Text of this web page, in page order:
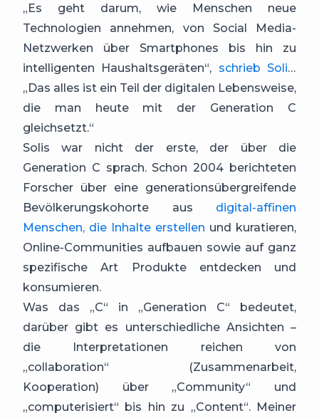
„Es geht darum, wie Menschen neue
Technologien annehmen, von Social Media-
Netzwerken über Smartphones bis hin zu
intelligenten Haushaltsgeräten“, schrieb Solis .
„Das alles ist ein Teil der digitalen Lebensweise,
die man heute mit der Generation C
gleichsetzt.“
Solis war nicht der erste, der über die
Generation C sprach. Schon 2004 berichteten
Forscher über eine generationsübergreifende
Bevölkerungskohorte aus digital-affinen
Menschen, die Inhalte erstellen und kuratieren,
Online-Communities aufbauen sowie auf ganz
spezifische Art Produkte entdecken und
konsumieren.
Was das „C“ in „Generation C“ bedeutet,
darüber gibt es unterschiedliche Ansichten –
die Interpretationen reichen von
„collaboration“ (Zusammenarbeit,
Kooperation) über „Community“ und
„computerisiert“ bis hin zu „Content“. Meiner